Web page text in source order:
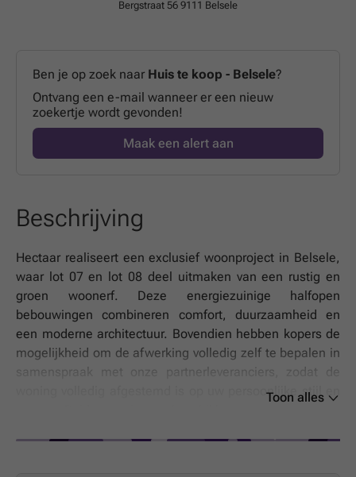
Bergstraat 56 9111 Belsele
Ben je op zoek naar Huis te koop - Belsele?
Ontvang een e-mail wanneer er een nieuw
zoekertje wordt gevonden!
Maak een alert aan
Beschrijving
Hectaar realiseert een exclusief woonproject in Belsele,
waar lot 07 en lot 08 deel uitmaken van een rustig en
groen woonerf. Deze energiezuinige halfopen
bebouwingen combineren comfort, duurzaamheid en
een moderne architectuur. Bovendien hebben kopers de
mogelijkheid om de afwerking volledig zelf te bepalen in
samenspraak met onze partnerleveranciers, zodat de
woning volledig afgestemd is op uw persoonlijke stijl en
Toon alles